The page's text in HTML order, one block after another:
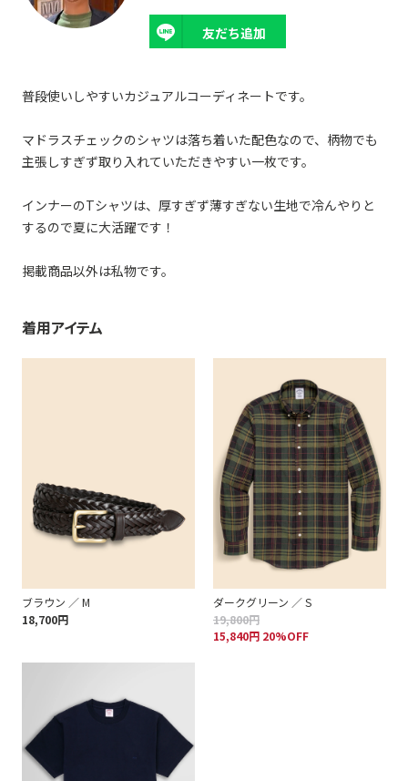
友だち追加
普段使いしやすいカジュアルコーディネートです。
マドラスチェックのシャツは落ち着いた配色なので、柄物でも
主張しすぎず取り入れていただきやすい一枚です。
インナーのTシャツは、厚すぎず薄すぎない生地で冷んやりと
するので夏に大活躍です！
掲載商品以外は私物です。
着用アイテム
ブラウン ／ M
18,700円
ダークグリーン ／ S
19,800円
15,840円 20%OFF